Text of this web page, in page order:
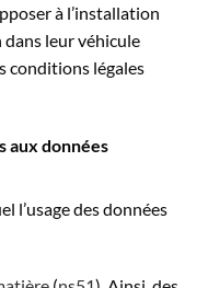
à l’installation
leur véhicule
conditions légales
aux données
l’usage des données